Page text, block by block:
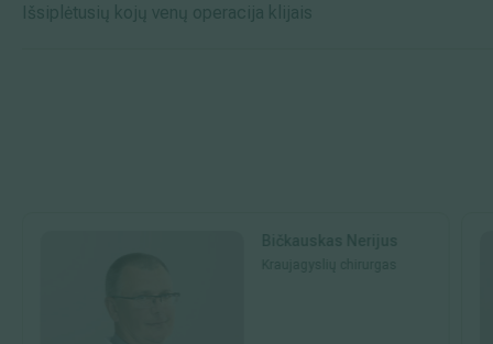
Išsiplėtusių kojų venų operacija klijais
Bičkauskas Nerijus